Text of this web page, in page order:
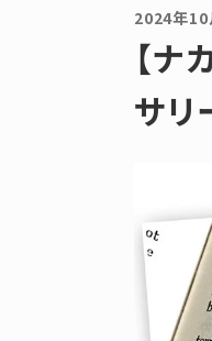
2024年10
【
サリ